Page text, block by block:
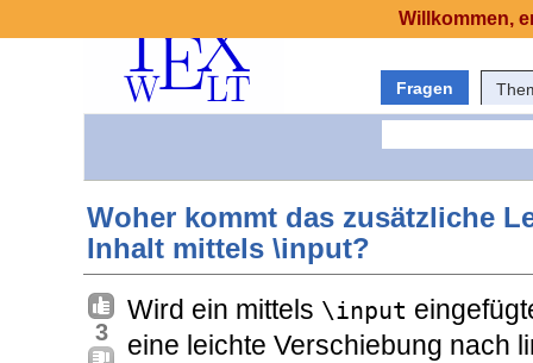
Fragen
Woher kommt das zusätzliche
Inhalt mittels \input?
3
Wird ein mittels \input
eine leichte Verschiebung nach
Willkommen,